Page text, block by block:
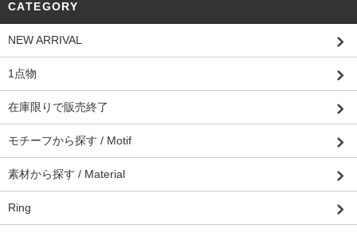
CATEGORY
NEW ARRIVAL
1点物
在庫限りで販売終了
モチーフから探す / Motif
素材から探す / Material
Ring